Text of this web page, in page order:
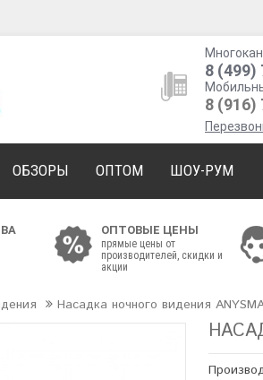
8 (499)
8 (916)
ОБЗОРЫ ОПТОМ ШОУ-РУМ
ОПТОВЫЕ ЦЕНЫ
прямые цены от
производителей, скидки и
акции
Насадка ночного видения